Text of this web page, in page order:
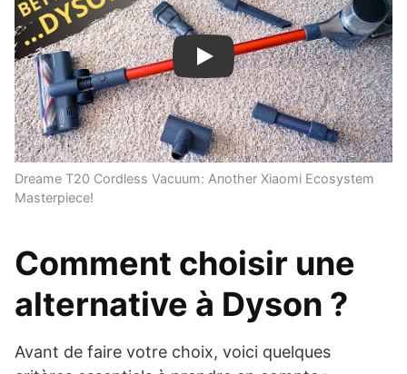
Play
Dreame T20 Cordless Vacuum: Another Xiaomi Ecosystem
Masterpiece!
Comment choisir une
alternative à Dyson ?
Avant de faire votre choix, voici quelques